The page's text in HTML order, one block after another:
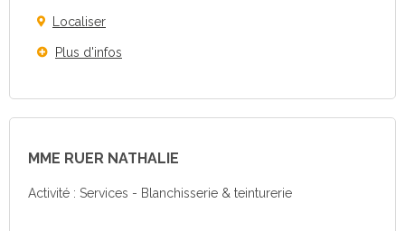
Localiser
Plus d'infos
MME RUER NATHALIE
Activité : Services - Blanchisserie & teinturerie